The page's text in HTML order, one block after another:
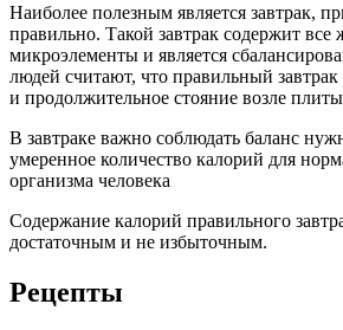
Наиболее полезным является завтрак,
правильно. Такой завтрак содержит
микроэлементы и является
людей считают, что правильный
и продолжительное стояние возле
В завтраке важно соблюдать баланс
умеренное количество калорий для
организма человека
Содержание калорий правильного
достаточным и не избыточным.
Рецепты­